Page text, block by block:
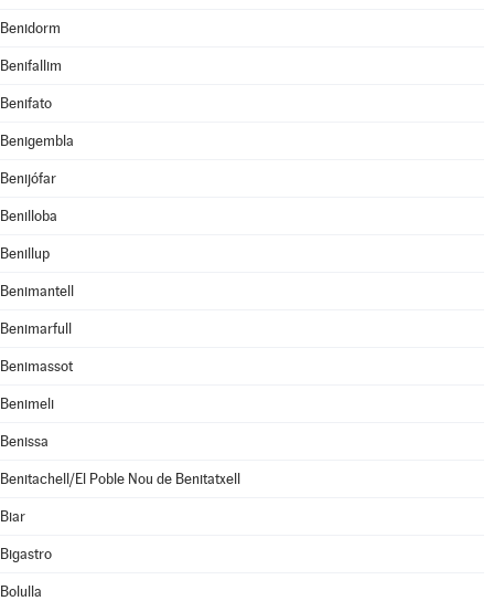
Benidorm
Benifallim
Benifato
Benigembla
Benijófar
Benilloba
Benillup
Benimantell
Benimarfull
Benimassot
Benimeli
Benissa
Benitachell/El Poble Nou de Benitatxell
Biar
Bigastro
Bolulla